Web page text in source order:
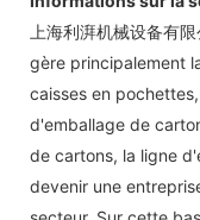
上海利湃机械设备有
gère principalement
caisses en
d'emballage de
de cartons, la ligne
devenir une